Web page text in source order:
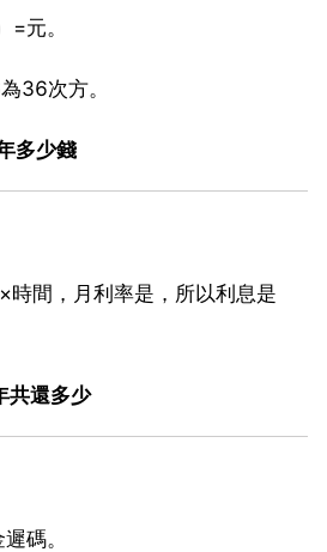
元。
36次方。
多少錢
時間，月利率是，所以利息是
共還多少
碼。